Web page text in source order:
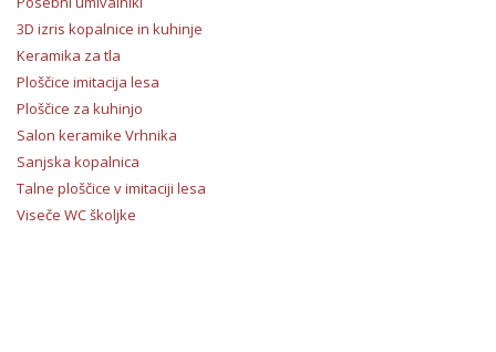
3D izris kopalnice in kuhinje
Keramika za tla
Ploščice imitacija lesa
Ploščice za kuhinjo
Salon keramike Vrhnika
Sanjska kopalnica
Talne ploščice v imitaciji lesa
Viseče WC školjke